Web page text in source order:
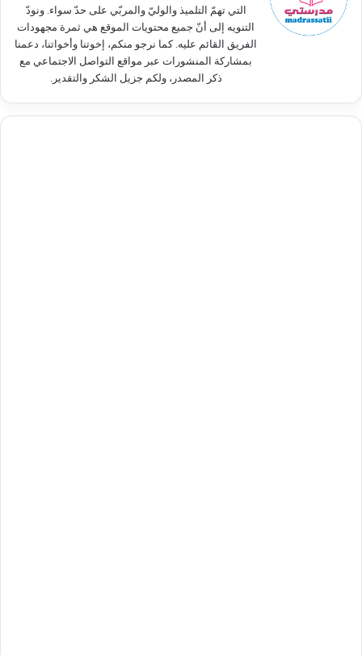
التي تهمّ التلميذ والوليّ والمربّي على حدّ سواء. ونودّ
التنويه إلى أنّ جميع محتويات الموقع هي ثمرة مجهودات
الفريق القائم عليه. كما نرجو منكم، إخوتنا وأخواتنا، دعمنا
بمشاركة المنشورات عبر مواقع التواصل الاجتماعي مع
ذكر المصدر، ولكم جزيل الشكر والتقدير.